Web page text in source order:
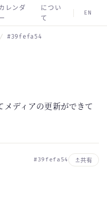
レンダ
につい
て
EN
#39fefa54
ディアの更新ができて
#39fefa54 共有